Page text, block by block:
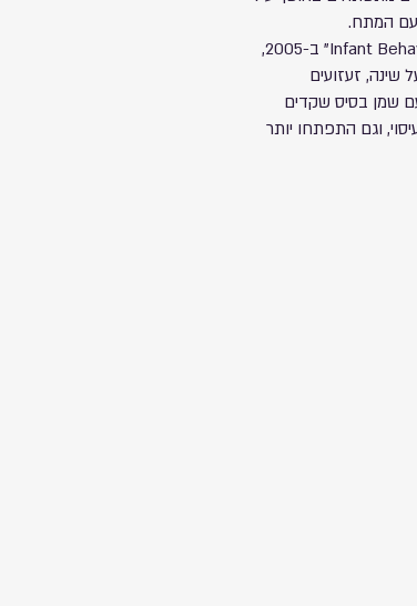
עם המתח.
מחקר אחר שפורסם בכתב העת "Infant Behavior and Development" ב-2005,
זעזועים
שמן בסיס שקדים
וגם התפתחו יותר